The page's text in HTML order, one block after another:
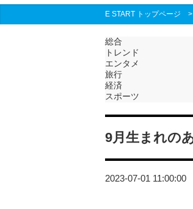
E START トップページ >
総合
トレンド
エンタメ
旅行
経済
スポーツ
9月生まれの
2023-07-01 11:00:00